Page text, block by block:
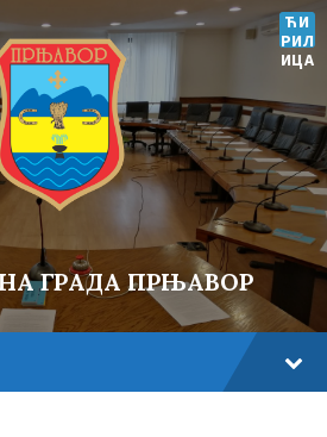
ЋИ
РИЛ
ИЦА
ГРАДА ПРЊАВОР